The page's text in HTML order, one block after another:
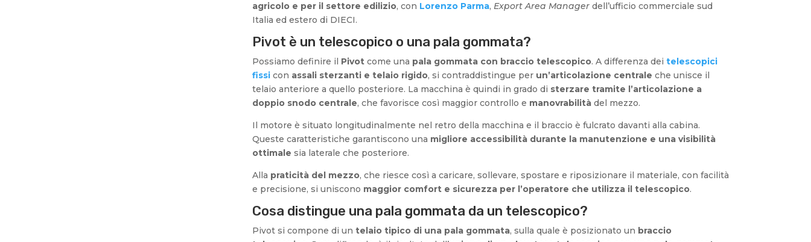
agricolo e per il settore edilizio, con Lorenzo Parma, Export Area Managerdell’ufficio commerciale sud
Italia ed estero di DIECI.
Pivot è un telescopico o una pala gommata?
Possiamo definire il Pivotcome una pala gommata con braccio telescopico. A differenza dei telescopici
fissicon assali sterzanti e telaio rigido, si contraddistingue per un’articolazione centrale che unisce il
telaio anteriore a quello posteriore. La macchina è quindi in grado di sterzare tramite l’articolazione a
doppio snodo centrale, che favorisce così maggior controllo e manovrabilitàdel mezzo.
Il motore è situato longitudinalmente nel retro della macchina e il braccio è fulcrato davanti alla cabina.
Queste caratteristiche garantiscono una migliore accessibilità durante la manutenzione e una visibilità
ottimale sia laterale che posteriore.
Alla praticità del mezzo, che riesce così a caricare, sollevare, spostare e riposizionare il materiale, con facilità
e precisione, si uniscono maggior comfort e sicurezza per l’operatore che utilizza il telescopico.
Cosa distingue una pala gommata da un telescopico?
Pivot si compone di un telaio tipico di una pala gommata, sulla quale è posizionato un braccio